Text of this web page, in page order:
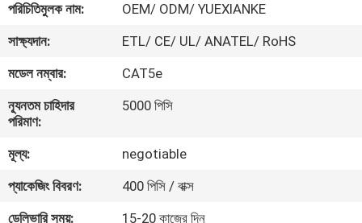
সম্পর্কে
কারখানা
মান
নিয়ন্ত্রণ
পরিচিতিমুলক নাম:
OEM/ ODM/ YUEXIANKE
সাক্ষ্যদান:
ETL/ CE/ UL/ ANATEL/ RoHS
মডেল নম্বার:
CAT5e
ন্যূনতম চাহিদার
পরিমাণ:
5000 পিসি
মূল্য:
negotiable
প্যাকেজিং বিবরণ:
400 পিসি / বাক্স
ডেলিভারি সময়:
15-20 কাজের দিন